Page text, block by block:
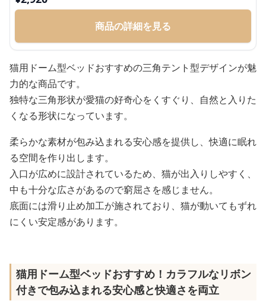
商品の詳細を見る
猫用ドーム型ベッドおすすめの三角テント型デザインが魅
力的な商品です。
独特な三角形状が愛猫の好奇心をくすぐり、自然と入りた
くなる形状になっています。
柔らかな素材が包み込まれる安心感を提供し、快適に眠れ
る空間を作り出します。
入口が広めに設計されているため、猫が出入りしやすく、
中も十分な広さがあるので窮屈さを感じません。
底面には滑り止め加工が施されており、猫が動いてもずれ
にくい安定感があります。
猫用ドーム型ベッドおすすめ！カラフルなリボン
付きで包み込まれる安心感と快適さを両立